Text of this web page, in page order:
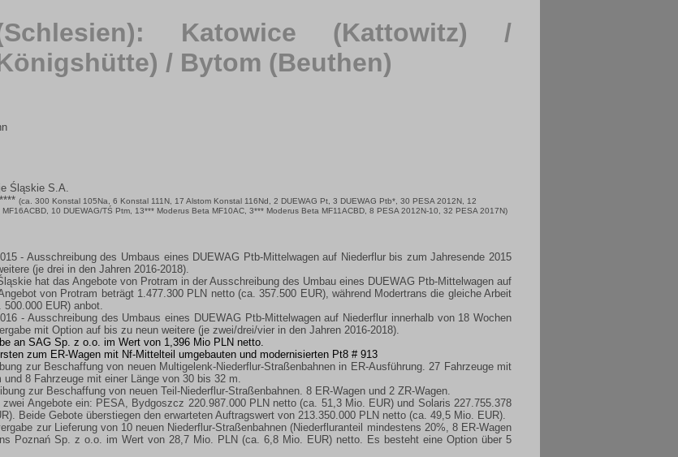
Katowice (Kattowitz) /
/ Bytom (Beuthen)
Śląskie S.A.
(ca. 300 Konstal 105Na, 6 Konstal 111N, 17 Alstom Konstal 116Nd, 2 DUEWAG Pt, 3 DUEWAG Ptb*, 30 PESA 2012N, 12
MF16ACBD, 10 DUEWAG/TŚ Ptm, 13*** Moderus Beta MF10AC, 3*** Moderus Beta MF11ACBD, 8 PESA 2012N-10, 32 PESA 2017N)
- Ausschreibung des Umbaus eines DUEWAG Ptb-Mittelwagen auf Niederflur bis zum Jahresende 2015
(je drei in den Jahren 2016-2018).
hat das Angebote von Protram in der Ausschreibung des Umbau eines DUEWAG Ptb-Mittelwagen auf
von Protram beträgt 1.477.300 PLN netto (ca. 357.500 EUR), während Modertrans die gleiche Arbeit
EUR) anbot.
- Ausschreibung des Umbaus eines DUEWAG Ptb-Mittelwagen auf Niederflur innerhalb von 18 Wochen
mit Option auf bis zu neun weitere (je zwei/drei/vier in den Jahren 2016-2018).
an SAG Sp. z o.o. im Wert von 1,396 Mio PLN netto.
zum ER-Wagen mit Nf-Mittelteil umgebauten und modernisierten Pt8 # 913
zur Beschaffung von neuen Multigelenk-Niederflur-Straßenbahnen in ER-Ausführung. 27 Fahrzeuge mit
8 Fahrzeuge mit einer Länge von 30 bis 32 m.
zur Beschaffung von neuen Teil-Niederflur-Straßenbahnen. 8 ER-Wagen und 2 ZR-Wagen.
Angebote ein: PESA, Bydgoszcz 220.987.000 PLN netto (ca. 51,3 Mio. EUR) und Solaris 227.755.378
Beide Gebote überstiegen den erwarteten Auftragswert von 213.350.000 PLN netto (ca. 49,5 Mio. EUR).
zur Lieferung von 10 neuen Niederflur-Straßenbahnen (Niederfluranteil mindestens 20%, 8 ER-Wagen
Poznań Sp. z o.o. im Wert von 28,7 Mio. PLN (ca. 6,8 Mio. EUR) netto. Es besteht eine Option über 5